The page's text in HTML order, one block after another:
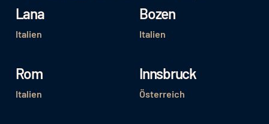
Lana
Italien
Bozen
Italien
Rom
Italien
Innsbruck
Österreich